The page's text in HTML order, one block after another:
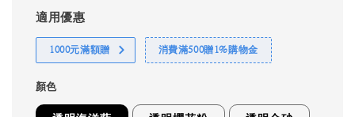
適用優惠
1000元滿額贈 消費滿500贈1%購物金
顏色